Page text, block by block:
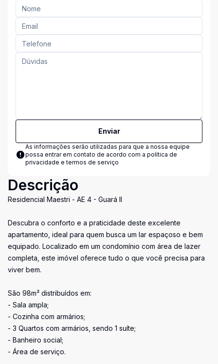
Enviar
As informações serão utilizadas para que a nossa equipe
possa entrar em contato de acordo com a política de
privacidade e termos de serviço
Descrição
Residencial Maestri - AE 4 - Guará II
Descubra o conforto e a praticidade deste excelente
apartamento, ideal para quem busca um lar espaçoso e bem
equipado. Localizado em um condomínio com área de lazer
completa, este imóvel oferece tudo o que você precisa para
viver bem.
São 98m² distribuídos em:
- Sala ampla;
- Cozinha com armários;
- 3 Quartos com armários, sendo 1 suíte;
- Banheiro social;
- Área de serviço.